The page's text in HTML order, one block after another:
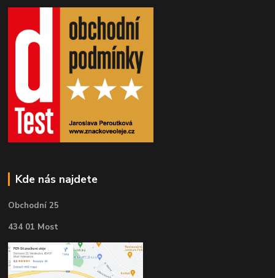
Kde nás najdete
Obchodní 25
434 01 Most